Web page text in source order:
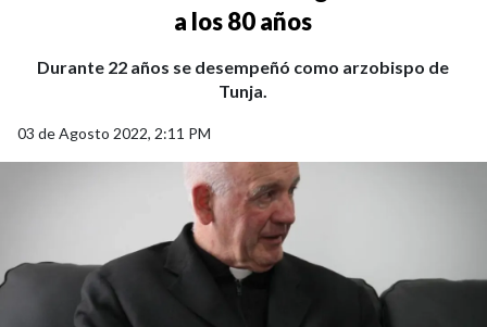
a los 80 años
Durante 22 años se desempeñó como arzobispo de
Tunja.
03 de Agosto 2022, 2:11 PM